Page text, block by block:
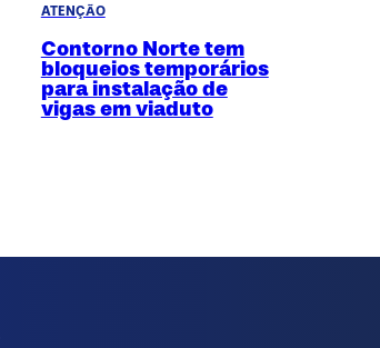
ATENÇÃO
Contorno Norte tem
bloqueios temporários
para instalação de
vigas em viaduto